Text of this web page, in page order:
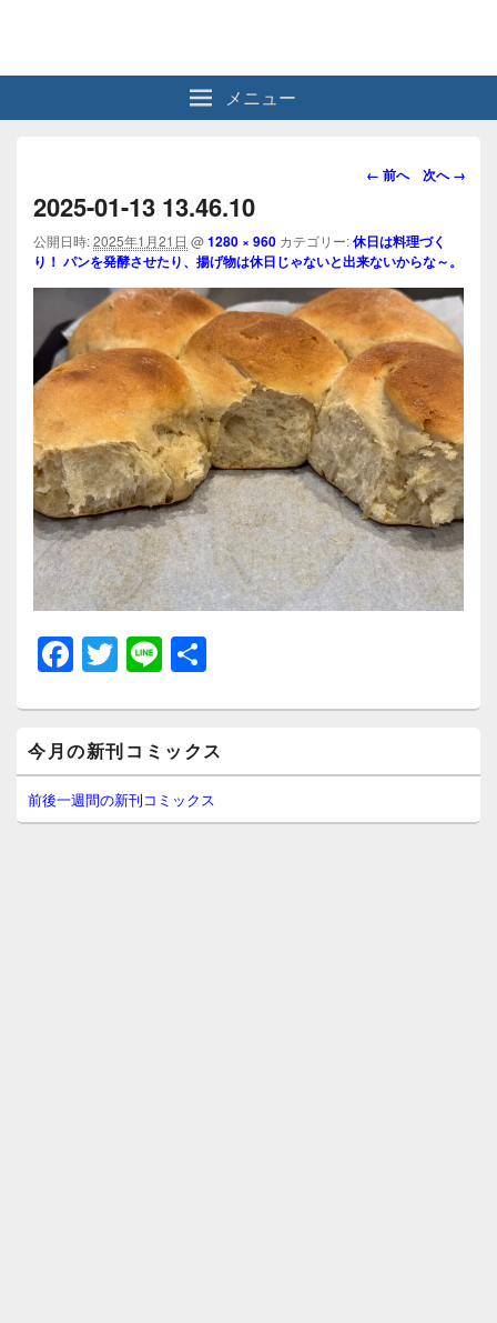
メニュー
画
ビ
ゲ
ー
シ
ョ
ン
← 前へ 次へ →
2025-01-13 13.46.10
公開日時:2025年1月21日 @1280 × 960 カテゴリー:休日は料理づく
り！ パンを発酵させたり、揚げ物は休日じゃないと出来ないからな～。
F
a
c
e
b
o
T
wi
tt
er
Li
n
e
イ
ン
サ
イ
今月の新刊コミックス
前後一週間の新刊コミックス